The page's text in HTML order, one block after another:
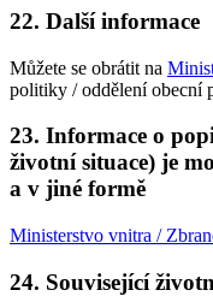
22. Další informace
Můžete se obrátit na
politiky / oddělení obecní
23. Informace o
životní situace) je
a v jiné formě
Ministerstvo vnitra /
24. Související